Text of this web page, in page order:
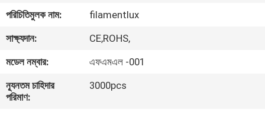
আমাদের
সম্পর্কে
কারখানা
ভ্রমণ
পরিচিতিমুলক নাম:
filamentlux
সাক্ষ্যদান:
CE,ROHS,
মডেল নম্বার:
এফএমএল -001
ন্যূনতম চাহিদার
পরিমাণ:
3000pcs